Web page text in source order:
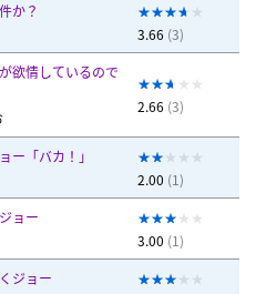
か？
3.66 (3)
欲情しているので
2.66 (3)
ー「バカ！」
2.00 (1)
ョー
3.00 (1)
ジョー